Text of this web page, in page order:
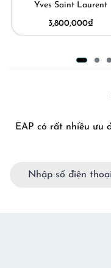
Yves Saint Laurent
3,800,000₫
EAP có rất nhiều ưu